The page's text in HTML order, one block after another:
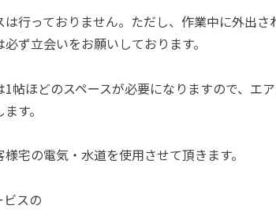
は行っておりません。ただし、作業中に外出
ず立会いをお願いしております。
1帖ほどのスペースが必要になりますので、エ
す。
宅の電気・水道を使用させて頂きます。
ビスの